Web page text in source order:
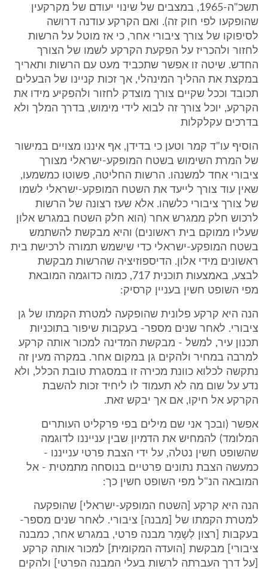
תשכ"ה-1965, במצבים של שינוי יעודם של מקרקעין
שהופקעו לפי חוק זה). ואם הקרקע עודנה דרושה
לסיפוקו של צורך ציבורי אחר, כי אז מוטל על הרשות
לחזור ולהכריז על הפקעת הקרקע לשמו של הצורך
החדש. שיטה זו אפשר שתכביד מעט עם הרשות ותאריך
במקצת את ההליך המינהלי, אך זכות קניינו של הבעלים
תכובד וככל שקיים צורך מוצדק לחזור ולהפקיע מידו את
הקרקע, יוכל צורך זה לבוא לידי מימוש, בדרך המלך ולא
בדרכים עקלקלות
הוסיף עו"ד קמר וטען כי בדידן, אף איננו מצויים במישור
של המרת השימוש בשטח המופקע-ישראלי מצורך
ציבורי אחד למשנהו. הרשות החליטה, פשוטו כמשמעו,
שאין עוד צורך לייעד את השטח המופקע-ישראלי לשמו
של צורך ציבורי כלשהו. אלא שעז רצונה של הרשות
לרכוש חלק ממגרש אחר (הוא חלק השטח במגרש אלון
שעליו ממוקם בית ראשונים) והיא מבקשת להשתמש
בשטח המופקע-ישראלי כדי שישמש תמורה לרכישת בית
ראשונים מידי אלון. הדיספוזיציה שהרשות מבקשת
לבצע, באמצעות תוכנית 717, כמוה כדוגמה המובאת
מפי השופט חשין בעניין קרסיק:
הנה היא קרקע פלונית שהופקעה למטרת הקמתו של גן
ציבורי. לאחר שנים מספר- בעקבות שיפור בתוכניות
תכנון עיר, למשל - מבקשת המדינה למכור אותה קרקע
למרבה במחיר ולהקים גן במקום אחר. במקרה מעין זה
נתקשה לכלוא כוונת מכירה זו במסגרת טובת הכלל, ולא
נדע על שום מה לא תעמוד לו ליחיד זכות להשבת
הקרקע אל חיקו, אם אך יבקש זאת.
אפשר (ובכך אני שם מילים בפי פרקליט העותרים
המלומד) להמחיש את הדמיון שבין ענייננו לדוגמה
שהשופט חשין נטלה, על ידי הצבת פרטי ענייננו -
כמעשה הצבת נתונים פרטיים בנוסחה מתמטית - אל
המובאה הנ"ל מפי השופט חשין כך:
הנה היא קרקע [השטח המופקע-ישראלי] שהופקעה
למטרת הקמתו של [מבנה] ציבורי. לאחר שנים מספר-
בעקבות [רצון לְשָמֵר מבנה פרטי, במגרש אחר, כמבנה
ציבורי] מבקשת [הועדה המקומית] למכור אותה קרקע
[על דרך העברתה לרשות בעלי המבנה הפרטי] ולהקים